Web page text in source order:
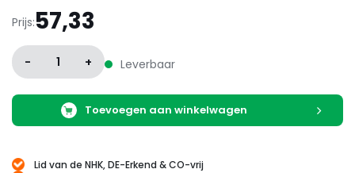
Prijs:57,33
- 1 + Leverbaar
Toevoegen aan winkelwagen
Lid van de NHK, DE-Erkend & CO-vrij